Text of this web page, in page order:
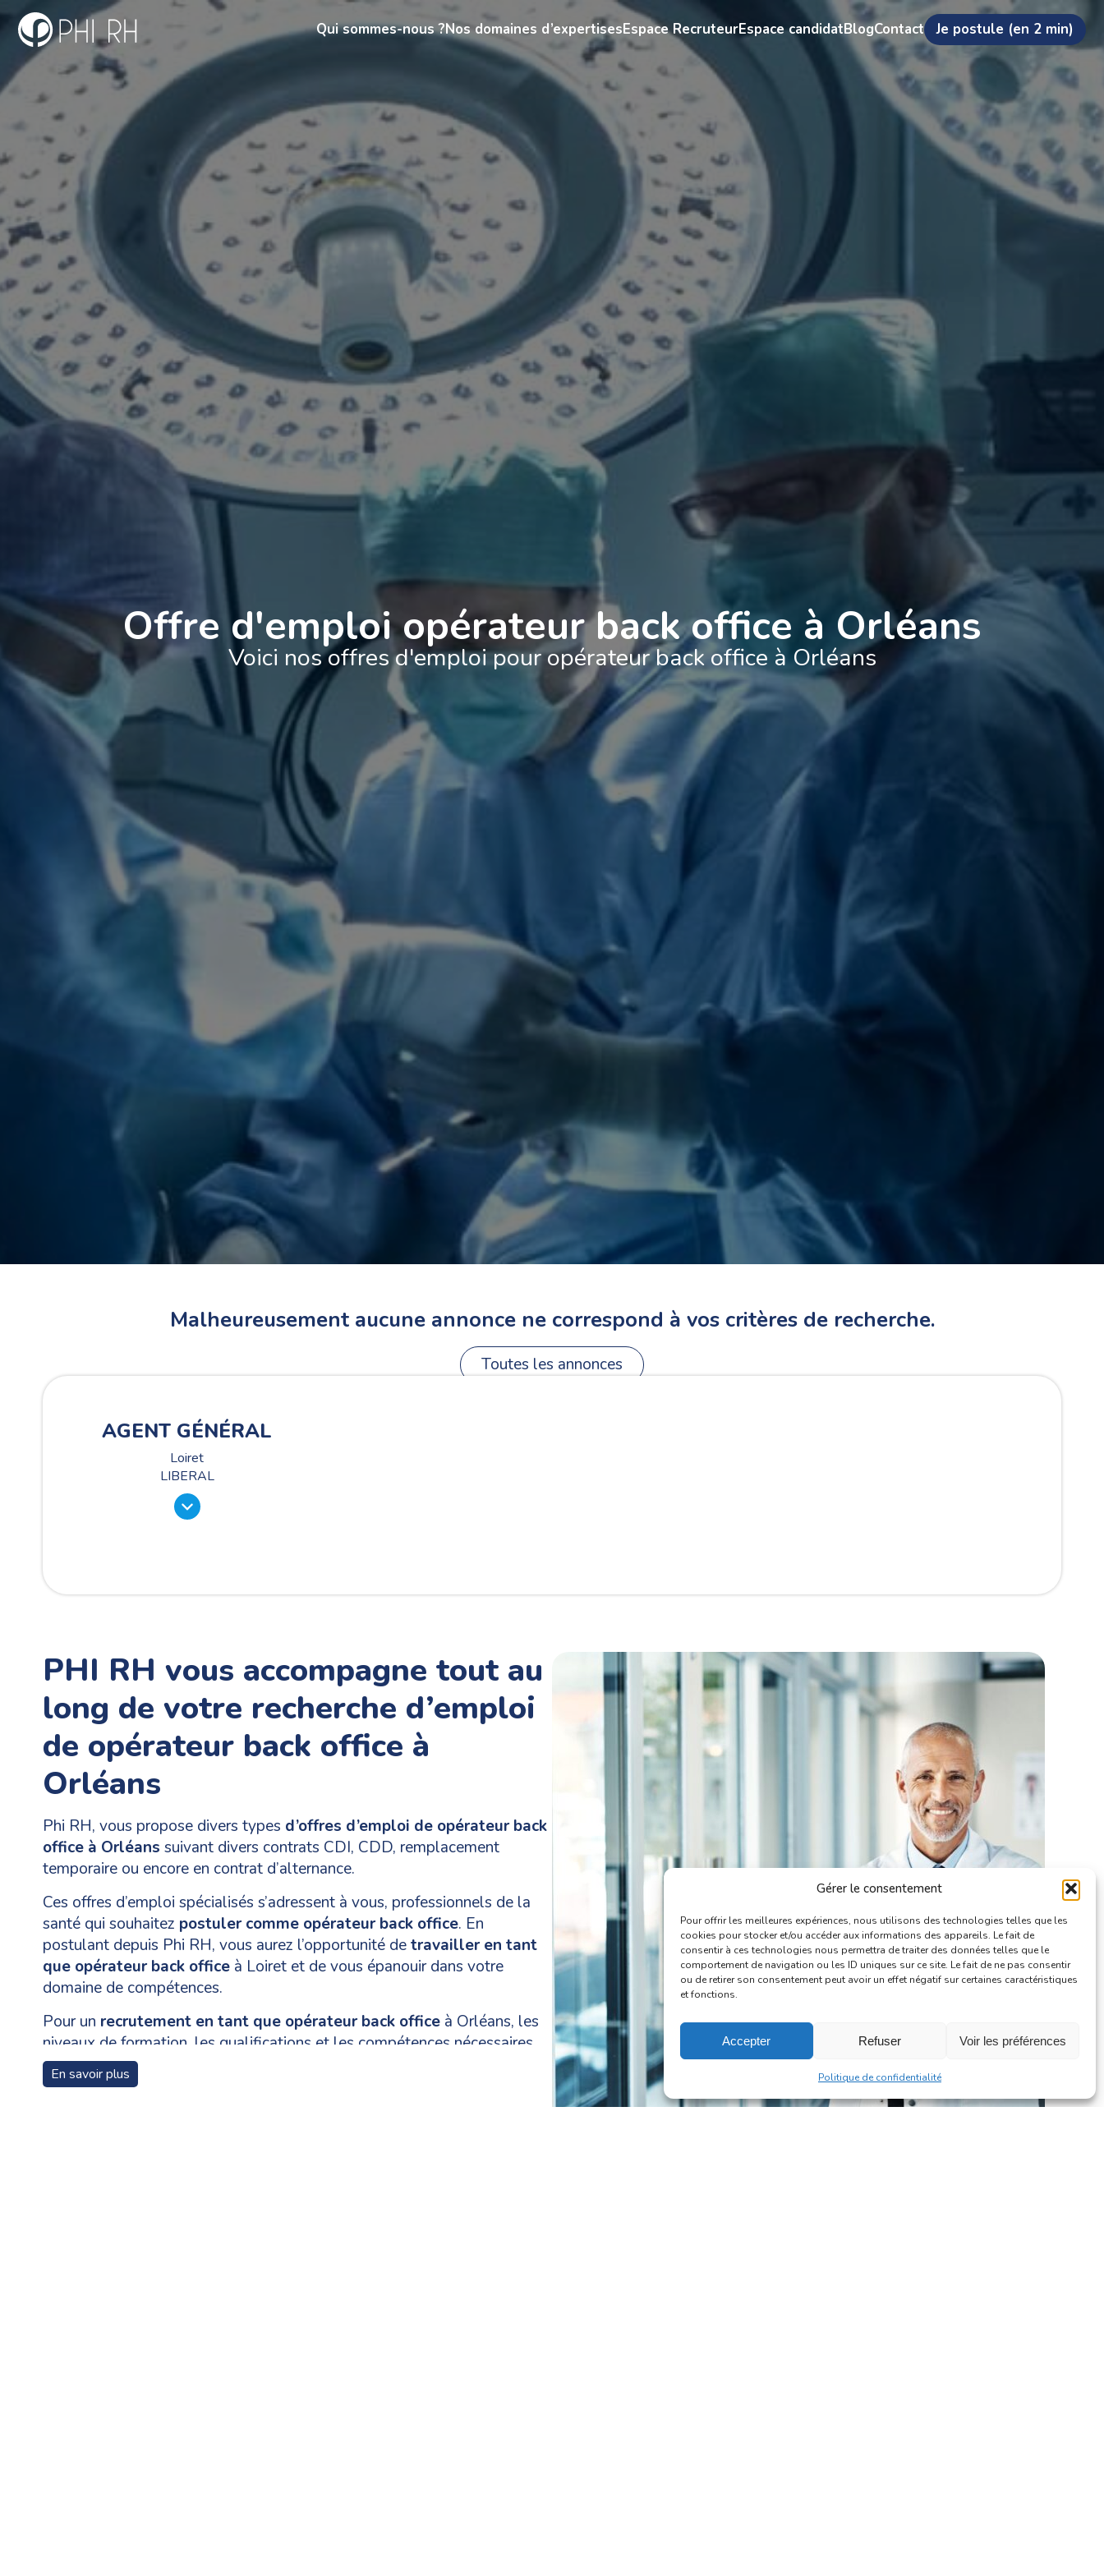
Gérer le consentement
Pour offrir les meilleures expériences, nous utilisons des technologies telles que les
cookies pour stocker et/ou accéder aux informations des appareils. Le fait de
consentir à ces technologies nous permettra de traiter des données telles que le
comportement de navigation ou les ID uniques sur ce site. Le fait de ne pas consentir
ou de retirer son consentement peut avoir un effet négatif sur certaines caractéristiques
et fonctions.
Accepter Refuser Voir les préférences
Politique de confidentialité
Qui sommes-nous ?Nos domaines d’expertisesEspace RecruteurEspace candidatBlogContact Je postule (en 2 min)
Offre d'emploi opérateur back office à Orléans
Voici nos offres d'emploi pour opérateur back office à Orléans
Malheureusement aucune annonce ne correspond à vos critères de recherche.
Toutes les annonces
AGENT GÉNÉRAL
Loiret
LIBERAL
PHI RH vous accompagne tout au
long de votre recherche d’emploi
de opérateur back office à
Orléans
Phi RH, vous propose divers types d’offres d’emploi de opérateur back
office à Orléans suivant divers contrats CDI, CDD, remplacement
temporaire ou encore en contrat d’alternance.
Ces offres d’emploi spécialisés s’adressent à vous, professionnels de la
santé qui souhaitez postuler comme opérateur back office. En
postulant depuis Phi RH, vous aurez l’opportunité detravailler en tant
que opérateur back office à Loiret et de vous épanouir dans votre
domaine de compétences.
Pour un recrutement en tant que opérateur back office à Orléans, les
niveaux de formation, les qualifications et les compétences nécessaires
pour les candidats varient en fonction des postes et Phi RH vous
accompagne tout au long de votre parcours de votre candidature à
En savoir plus